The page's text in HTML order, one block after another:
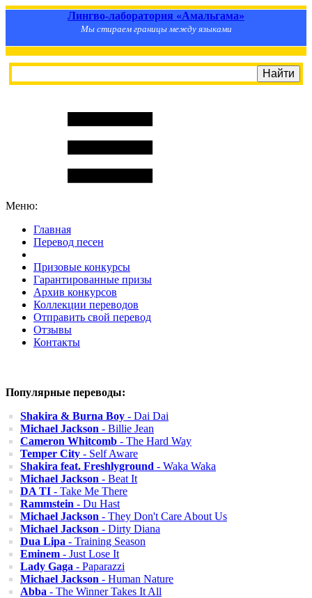
Лингво-лаборатория «Амальгама»
Мы стираем границы между языками
Меню:
Главная
Перевод песен
Призовые конкурсы
Гарантированные призы
Архив конкурсов
Коллекции переводов
Отправить свой перевод
Отзывы
Контакты
Популярные переводы:
Shakira & Burna Boy - Dai Dai
Michael Jackson - Billie Jean
Cameron Whitcomb - The Hard Way
Temper City - Self Aware
Shakira feat. Freshlyground - Waka Waka
Michael Jackson - Beat It
DA TI - Take Me There
Rammstein - Du Hast
Michael Jackson - They Don't Care About Us
Michael Jackson - Dirty Diana
Dua Lipa - Training Season
Eminem - Just Lose It
Lady Gaga - Paparazzi
Michael Jackson - Human Nature
Abba - The Winner Takes It All